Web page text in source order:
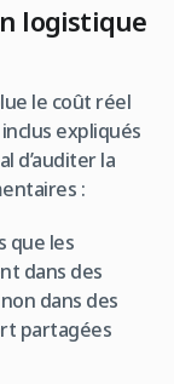
logistique
le coût réel
expliqués
d’auditer la
:
que les
dans des
dans des
partagées